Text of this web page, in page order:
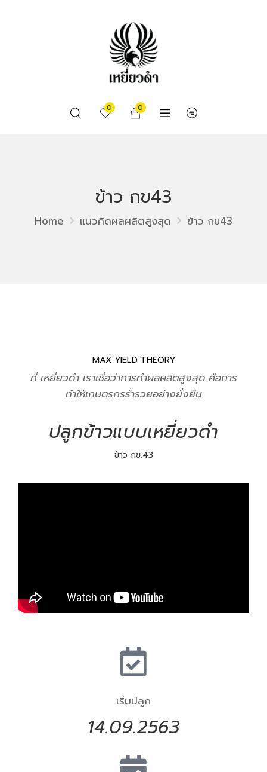
0 0
ข้าว กข43
Home แนวคิดผลผลิตสูงสุด ข้าว กข43
MAX YIELD THEORY
ที่ เหยี่ยวดำ เราเชื่อว่าการทำผลผลิตสูงสุด คือการ
ทำให้เกษตรกรร่ำรวยอย่างยั่งยืน
ปลูกข้าวแบบเหยี่ยวดำ
ข้าว กข.43
เริ่มปลูก
14.09.2563